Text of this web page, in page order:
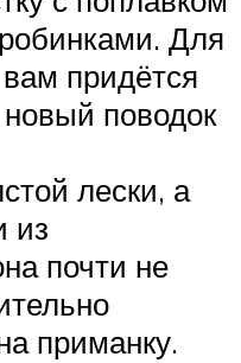
Для
придётся
поводок
лески, а
из
почти не
приманку.